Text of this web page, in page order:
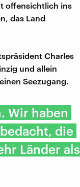
offensichtlich ins
das Land
Charles
und allein
Seezugang.
Wir haben
die
Länder als